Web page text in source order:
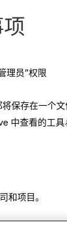
理员”权限
保存在一个
中查看的工具
和项目。